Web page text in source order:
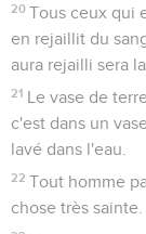
20 Tous ceux qui
en rejaillit du
aura rejailli sera
21 Le vase de
c'est dans un
lavé dans l'eau.
22 Tout homme
chose très sainte.